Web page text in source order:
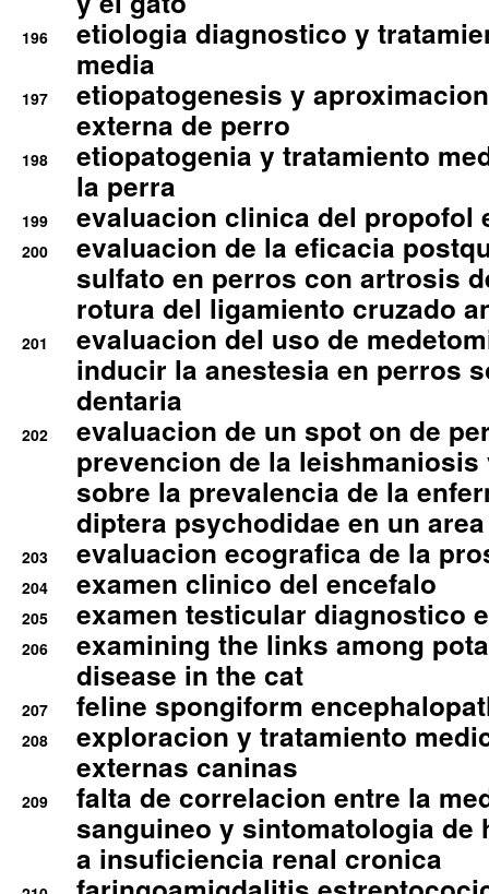
196
etiologia diagnostico y
media
197
etiopatogenesis y
externa de perro
198
etiopatogenia y tratamiento
la perra
199 evaluacion clinica del propofol
200
evaluacion de la eficacia
sulfato en perros con artrosis
rotura del ligamiento cruzado
201
evaluacion del uso de
inducir la anestesia en perros
dentaria
202
evaluacion de un spot on de
prevencion de la
sobre la prevalencia de la
diptera psychodidae en un
203 evaluacion ecografica de la
204 examen clinico del encefalo
205 examen testicular diagnostico
206
examining the links among
disease in the cat
207 feline spongiform
208
exploracion y tratamiento
externas caninas
209
falta de correlacion entre la
sanguineo y sintomatologia de
a insuficiencia renal cronica